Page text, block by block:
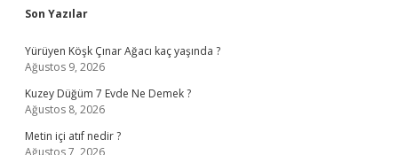
Sidebar
Son Yazılar
Yürüyen Köşk Çınar Ağacı kaç yaşında ?
Ağustos 9, 2026
Kuzey Düğüm 7 Evde Ne Demek ?
Ağustos 8, 2026
Metin içi atıf nedir ?
Ağustos 7, 2026